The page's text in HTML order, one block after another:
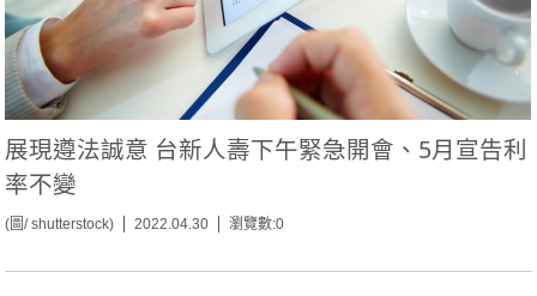
展現遵法誠意 台新人壽下午緊急開會、5月宣告利
率不變
(圖/ shutterstock) 2022.04.30 瀏覽數:0